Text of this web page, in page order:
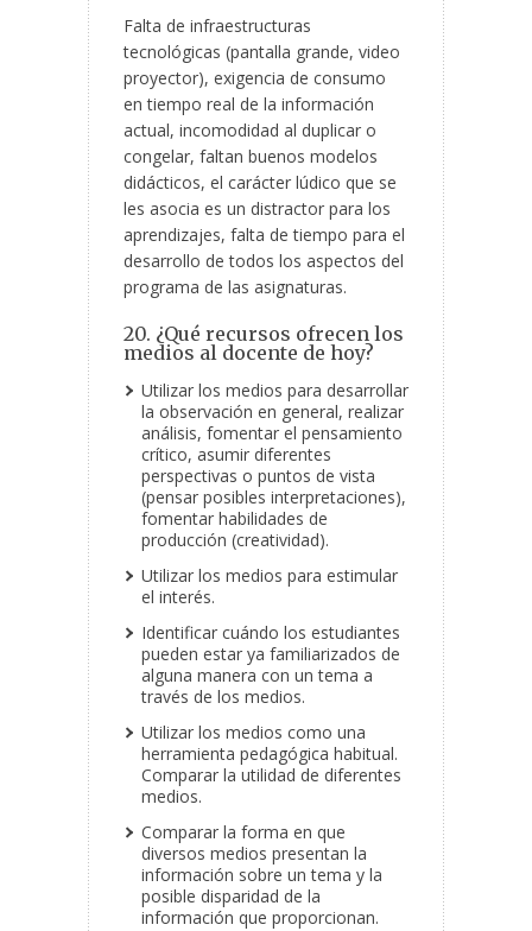
Falta de infraestructuras
tecnológicas (pantalla grande, video
proyector), exigencia de consumo
en tiempo real de la información
actual, incomodidad al duplicar o
congelar, faltan buenos modelos
didácticos, el carácter lúdico que se
les asocia es un distractor para los
aprendizajes, falta de tiempo para el
desarrollo de todos los aspectos del
programa de las asignaturas.
20. ¿Qué recursos ofrecen los
medios al docente de hoy?
Utilizar los medios para desarrollar
la observación en general, realizar
análisis, fomentar el pensamiento
crítico, asumir diferentes
perspectivas o puntos de vista
(pensar posibles interpretaciones),
fomentar habilidades de
producción (creatividad).
Utilizar los medios para estimular
el interés.
Identificar cuándo los estudiantes
pueden estar ya familiarizados de
alguna manera con un tema a
través de los medios.
Utilizar los medios como una
herramienta pedagógica habitual.
Comparar la utilidad de diferentes
medios.
Comparar la forma en que
diversos medios presentan la
información sobre un tema y la
posible disparidad de la
información que proporcionan.